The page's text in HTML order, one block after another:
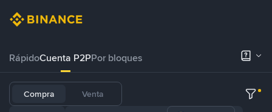
RápidoCuenta P2PPor bloques
Compra Venta